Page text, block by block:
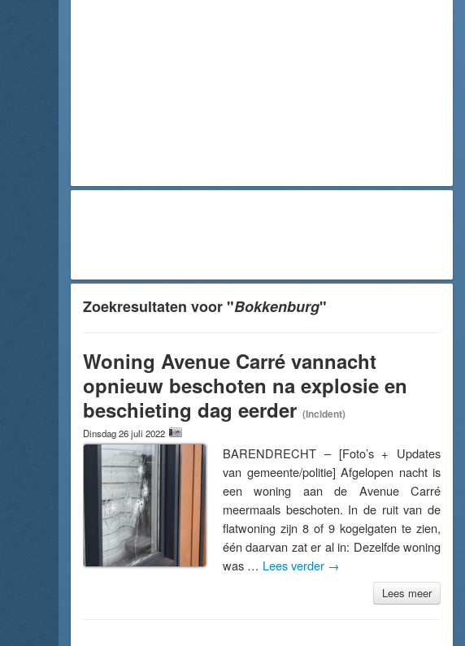
Zoekresultaten voor "Bokkenburg"
Woning Avenue Carré vannacht
opnieuw beschoten na explosie en
beschieting dag eerder (Incident)
Dinsdag 26 juli 2022
BARENDRECHT – [Foto’s + Updates
van gemeente/politie] Afgelopen nacht is
een woning aan de Avenue Carré
meermaals beschoten. In de ruit van de
flatwoning zijn 8 of 9 kogelgaten te zien,
één daarvan zat er al in: Dezelfde woning
was … Lees verder →
Lees meer